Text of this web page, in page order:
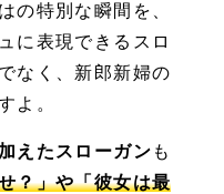
の特別な瞬間を、
に表現できるスロ
なく、新郎新婦の
よ。
えたスローガン も
？」や「彼女は最